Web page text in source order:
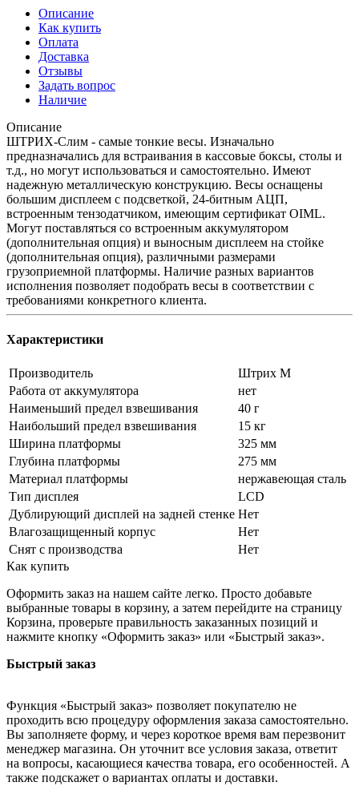
Описание
Как купить
Оплата
Доставка
Отзывы
Задать вопрос
Наличие
Описание
ШТРИХ-Слим - самые тонкие весы. Изначально
предназначались для встраивания в кассовые боксы, столы и
т.д., но могут использоваться и самостоятельно. Имеют
надежную металлическую конструкцию. Весы оснащены
большим дисплеем с подсветкой, 24-битным АЦП,
встроенным тензодатчиком, имеющим сертификат OIML.
Могут поставляться со встроенным аккумулятором
(дополнительная опция) и выносным дисплеем на стойке
(дополнительная опция), различными размерами
грузоприемной платформы. Наличие разных вариантов
исполнения позволяет подобрать весы в соответствии с
требованиями конкретного клиента.
Характеристики
Производитель
Штрих М
Работа от аккумулятора
нет
Наименьший предел взвешивания
40 г
Наибольший предел взвешивания
15 кг
Ширина платформы
325 мм
Глубина платформы
275 мм
Материал платформы
нержавеющая сталь
Тип дисплея
LCD
Дублирующий дисплей на задней стенке Нет
Влагозащищенный корпус
Нет
Снят с производства
Нет
Как купить
Оформить заказ на нашем сайте легко. Просто добавьте
выбранные товары в корзину, а затем перейдите на страницу
Корзина, проверьте правильность заказанных позиций и
нажмите кнопку «Оформить заказ» или «Быстрый заказ».
Быстрый заказ
Функция «Быстрый заказ» позволяет покупателю не
проходить всю процедуру оформления заказа самостоятельно.
Вы заполняете форму, и через короткое время вам перезвонит
менеджер магазина. Он уточнит все условия заказа, ответит
на вопросы, касающиеся качества товара, его особенностей. А
также подскажет о вариантах оплаты и доставки.